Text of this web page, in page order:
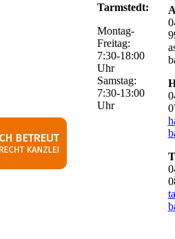
Tarmstedt:
Montag-
Freitag:
7:30-18:00
Uhr
Samstag:
7:30-13:00
Uhr